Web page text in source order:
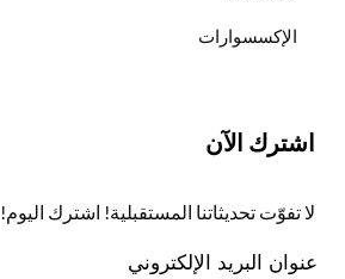
الإكسسوارات
اشترك الآن
لا تفوّت تحديثاتنا المستقبلية! اشترك اليوم!
عنوان البريد الإلكتروني